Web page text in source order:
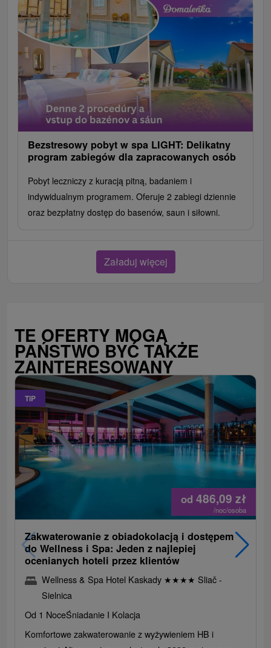
Bezstresowy pobyt w spa LIGHT: Delikatny
program zabiegów dla zapracowanych osób
Pobyt leczniczy z kuracją pitną, badaniem i
indywidualnym programem. Oferuje 2 zabiegi dziennie
oraz bezpłatny dostęp do basenów, saun i siłowni.
Załaduj więcej
TE OFERTY MOGĄ
PAŃSTWO BYĆ TAKŻE
ZAINTERESOWANY
TIP
od 486,09 zł
/noc/osoba
Zakwaterowanie z obiadokolacją i dostępem
do Wellness i Spa: Jeden z najlepiej
ocenianych hoteli przez klientów
Wellness & Spa Hotel Kaskady ★★★★ Sliač -
Sielnica
Od 1 NoceŚniadanie I Kolacja
Komfortowe zakwaterowanie z wyżywieniem HB i